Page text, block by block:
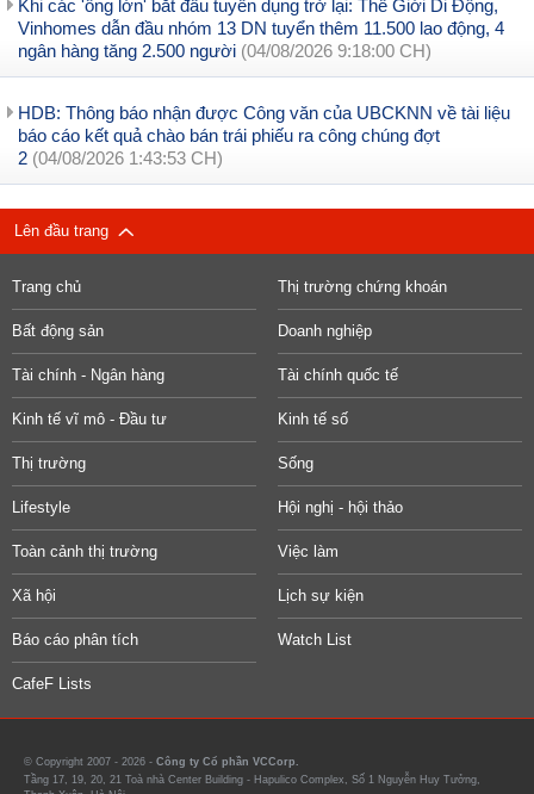
Khi các 'ông lớn' bắt đầu tuyển dụng trở lại: Thế Giới Di Động,
Vinhomes dẫn đầu nhóm 13 DN tuyển thêm 11.500 lao động, 4
ngân hàng tăng 2.500 người (04/08/2026 9:18:00 CH)
HDB: Thông báo nhận được Công văn của UBCKNN về tài liệu
báo cáo kết quả chào bán trái phiếu ra công chúng đợt
2 (04/08/2026 1:43:53 CH)
Lên đầu trang
Trang chủ
Bất động sản
Tài chính - Ngân hàng
Kinh tế vĩ mô - Đầu tư
Thị trường
Lifestyle
Toàn cảnh thị trường
Xã hội
Báo cáo phân tích
CafeF Lists
Thị trường chứng khoán
Doanh nghiệp
Tài chính quốc tế
Kinh tế số
Sống
Hội nghị - hội thảo
Việc làm
Lịch sự kiện
Watch List
© Copyright 2007 - 2026 - Công ty Cổ phần VCCorp.
Tầng 17, 19, 20, 21 Toà nhà Center Building - Hapulico Complex, Số 1 Nguyễn Huy Tưởng,